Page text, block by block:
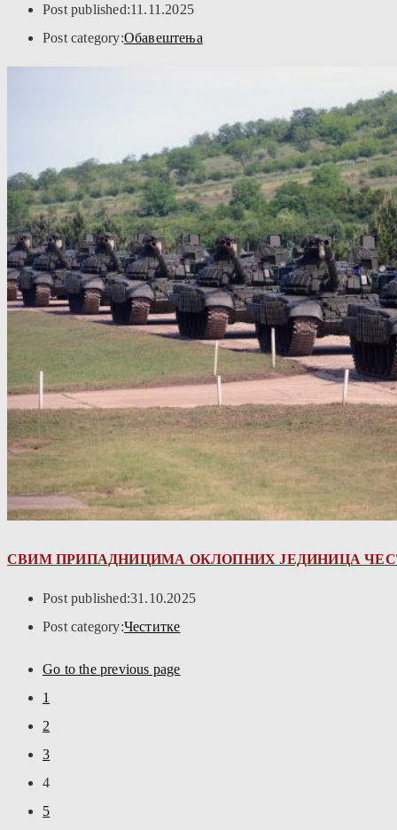
Post published:11.11.2025
Post category:Обавештења
СВИМ ПРИПАДНИЦИМА ОКЛОПНИХ ЈЕДИНИЦА
Post published:31.10.2025
Post category:Честитке
Go to the previous page
1
2
3
4
5